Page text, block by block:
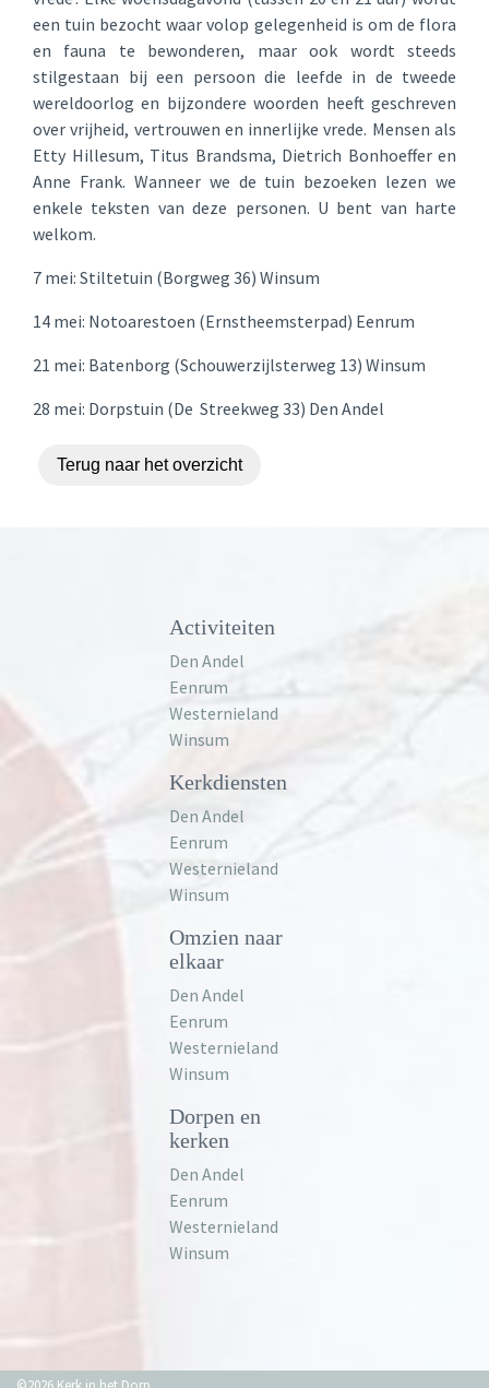
een tuin bezocht waar volop gelegenheid is om de flora
en fauna te bewonderen, maar ook wordt steeds
stilgestaan bij een persoon die leefde in de tweede
wereldoorlog en bijzondere woorden heeft geschreven
over vrijheid, vertrouwen en innerlijke vrede. Mensen als
Etty Hillesum, Titus Brandsma, Dietrich Bonhoeffer en
Anne Frank. Wanneer we de tuin bezoeken lezen we
enkele teksten van deze personen. U bent van harte
welkom.
7 mei: Stiltetuin (Borgweg 36) Winsum
14 mei: Notoarestoen (Ernstheemsterpad) Eenrum
21 mei: Batenborg (Schouwerzijlsterweg 13) Winsum
28 mei: Dorpstuin (De Streekweg 33) Den Andel
Terug naar het overzicht
Activiteiten
Den Andel
Eenrum
Westernieland
Winsum
Kerkdiensten
Den Andel
Eenrum
Westernieland
Winsum
Omzien naar
elkaar
Den Andel
Eenrum
Westernieland
Winsum
Dorpen en
kerken
Den Andel
Eenrum
Westernieland
Winsum